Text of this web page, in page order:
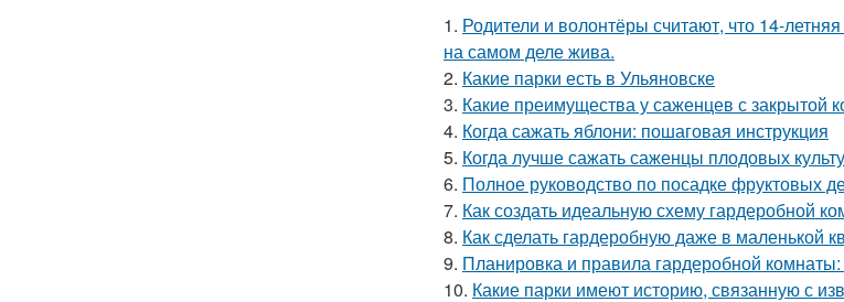
1. Родители и волонтёры считают, что 14-
на самом деле жива.
2. Какие парки есть в Ульяновске
3. Какие преимущества у саженцев с закрытой
4. Когда сажать яблони: пошаговая инструкция
5. Когда лучше сажать саженцы плодовых
6. Полное руководство по посадке фруктовых
7. Как создать идеальную схему гардеробной
8. Как сделать гардеробную даже в маленькой
9. Планировка и правила гардеробной комнаты:
10. Какие парки имеют историю, связанную с